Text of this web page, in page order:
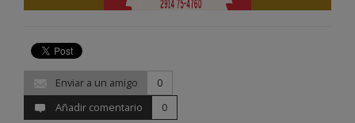
Enviar a un amigo
0
Añadir comentario
0